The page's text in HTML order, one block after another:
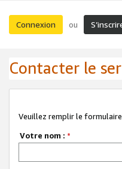
Connexion ou
Contacter le
Veuillez remplir le
Votre nom : *